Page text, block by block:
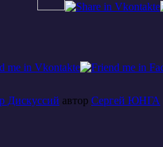
автор Сергей ЮНГА